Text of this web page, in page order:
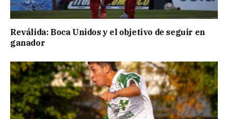
Reválida: Boca Unidos y el objetivo de seguir en
ganador